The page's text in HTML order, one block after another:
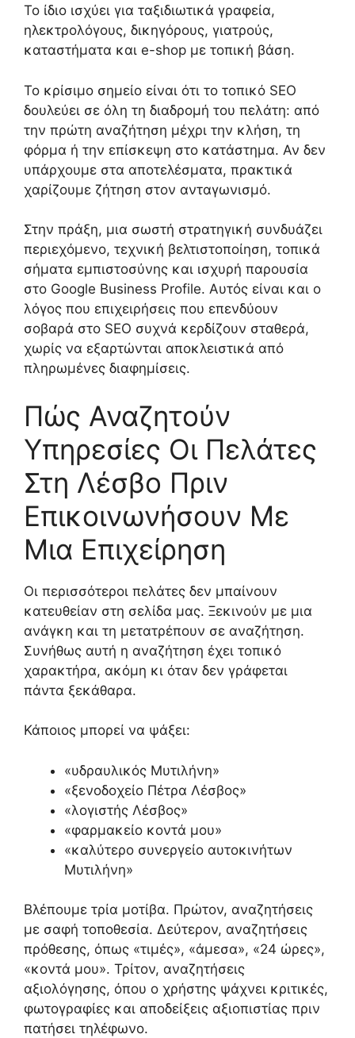
Το ίδιο ισχύει για ταξιδιωτικά γραφεία,
ηλεκτρολόγους, δικηγόρους, γιατρούς,
καταστήματα και e-shop με τοπική βάση.
Το κρίσιμο σημείο είναι ότι το τοπικό SEO
δουλεύει σε όλη τη διαδρομή του πελάτη: από
την πρώτη αναζήτηση μέχρι την κλήση, τη
φόρμα ή την επίσκεψη στο κατάστημα. Αν δεν
υπάρχουμε στα αποτελέσματα, πρακτικά
χαρίζουμε ζήτηση στον ανταγωνισμό.
Στην πράξη, μια σωστή στρατηγική συνδυάζει
περιεχόμενο, τεχνική βελτιστοποίηση, τοπικά
σήματα εμπιστοσύνης και ισχυρή παρουσία
στο Google Business Profile. Αυτός είναι και ο
λόγος που επιχειρήσεις που επενδύουν
σοβαρά στο SEO συχνά κερδίζουν σταθερά,
χωρίς να εξαρτώνται αποκλειστικά από
πληρωμένες διαφημίσεις.
Πώς Αναζητούν
Υπηρεσίες Οι Πελάτες
Στη Λέσβο Πριν
Επικοινωνήσουν Με
Μια Επιχείρηση
Οι περισσότεροι πελάτες δεν μπαίνουν
κατευθείαν στη σελίδα μας. Ξεκινούν με μια
ανάγκη και τη μετατρέπουν σε αναζήτηση.
Συνήθως αυτή η αναζήτηση έχει τοπικό
χαρακτήρα, ακόμη κι όταν δεν γράφεται
πάντα ξεκάθαρα.
Κάποιος μπορεί να ψάξει:
«υδραυλικός Μυτιλήνη»
«ξενοδοχείο Πέτρα Λέσβος»
«λογιστής Λέσβος»
«φαρμακείο κοντά μου»
«καλύτερο συνεργείο αυτοκινήτων
Μυτιλήνη»
Βλέπουμε τρία μοτίβα. Πρώτον, αναζητήσεις
με σαφή τοποθεσία. Δεύτερον, αναζητήσεις
πρόθεσης, όπως «τιμές», «άμεσα», «24 ώρες»,
«κοντά μου». Τρίτον, αναζητήσεις
αξιολόγησης, όπου ο χρήστης ψάχνει κριτικές,
φωτογραφίες και αποδείξεις αξιοπιστίας πριν
πατήσει τηλέφωνο.